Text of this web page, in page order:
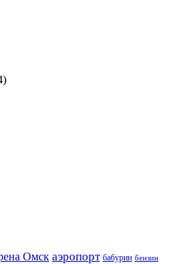
Омск аэропорт бабурин бензин